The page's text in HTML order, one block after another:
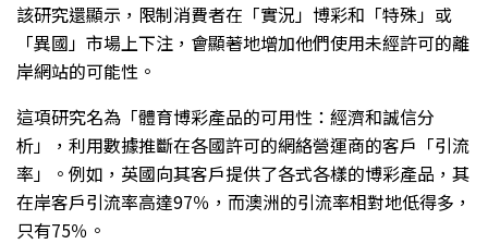
該研究還顯示，限制消費者在「實況」博彩和「特殊」或
「異國」市場上下注，會顯著地增加他們使用未經許可的離
岸網站的可能性。
這項研究名為「體育博彩產品的可用性：經濟和誠信分
析」，利用數據推斷在各國許可的網絡營運商的客戶「引流
率」。例如，英國向其客戶提供了各式各樣的博彩產品，其
在岸客戶引流率高達97％，而澳洲的引流率相對地低得多，
只有75％。